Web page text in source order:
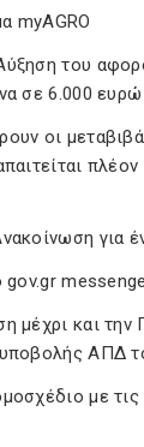
myAGRO
του
σε 6.000
οι
για
gov.gr
μέχρι και την
υποβολής ΑΠΔ
με